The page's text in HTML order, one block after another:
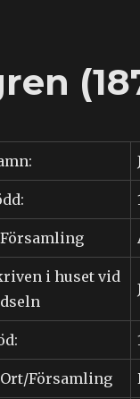
i huset vid
Församling